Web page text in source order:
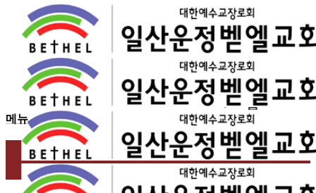
홈
교회소개
예배
메뉴
2024.12.27
성탄절 찬양 – 운정